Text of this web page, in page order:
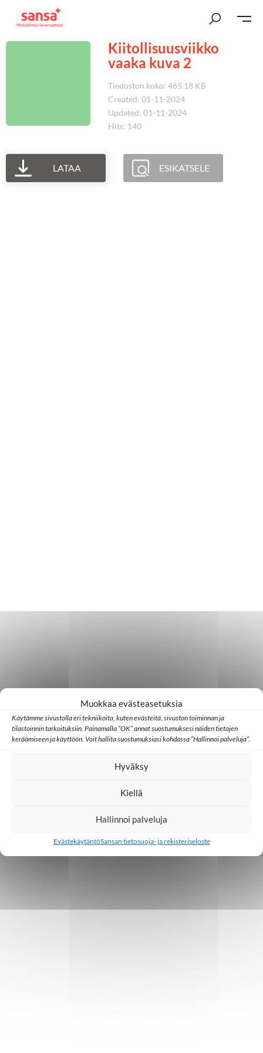
Muokkaa evästeasetuksia
Käytämme sivustolla eri tekniikoita, kuten evästeitä, sivuston toiminnan ja
tilastoinnin tarkoituksiin. Painamalla ”OK” annat suostumuksesi näiden tietojen
keräämiseen ja käyttöön. Voit hallita suostumuksiasi kohdassa ”Hallinnoi palveluja”.
Hyväksy
Kiellä
Hallinnoi palveluja
EvästekäytäntöSansan tietosuoja- ja rekisteriseloste
Kiitollisuusviikko
vaaka kuva 2
Tiedoston koko: 465.18 KB
Created: 01-11-2024
Updated: 01-11-2024
Hits: 140
LATAA ESIKATSELE